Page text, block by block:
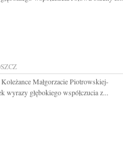
Małgorzacie Piotrowskiej-
wyrazy głębokiego współczucia z...